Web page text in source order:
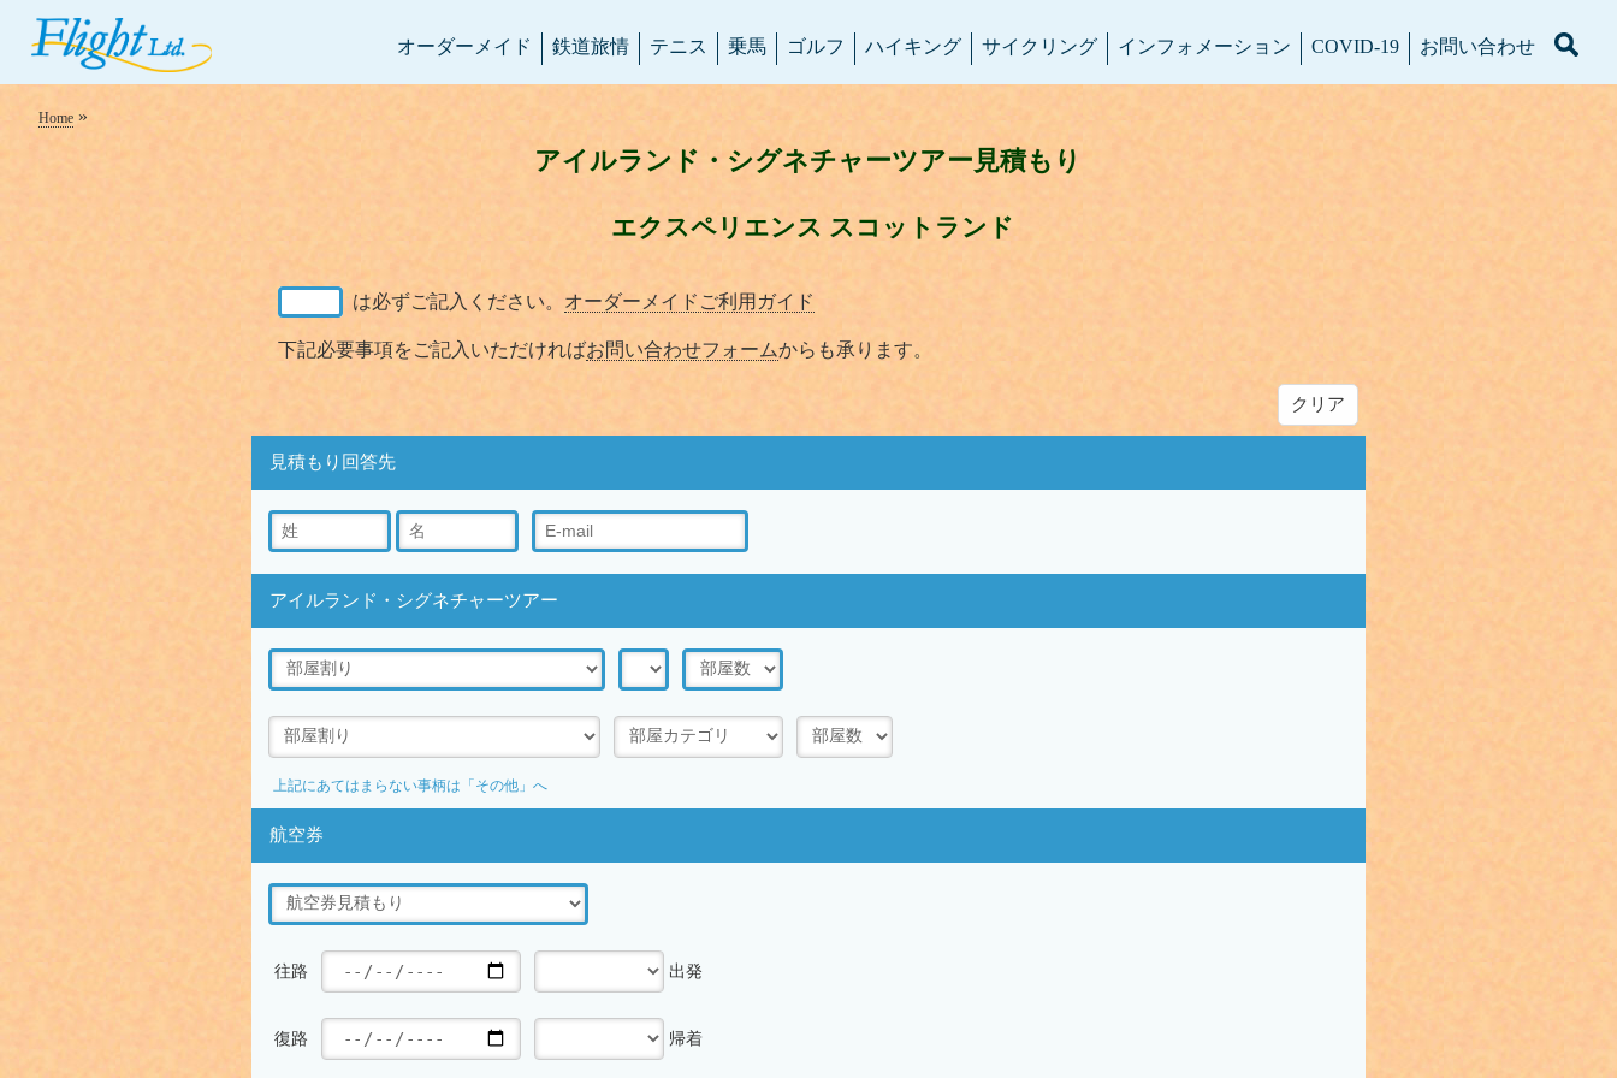
オーダーメイド 鉄道旅情 テニス 乗馬 ゴルフ ハイキング サイクリング インフォメーション COVID-19 お問い合わせ
Home »
アイルランド・シグネチャーツアー 見積もり
エクスペリエンス スコットランド
は必ずご記入ください。 オーダーメイドご利用ガイド
下記必要事項をご記入いただければお問い合わせフォームからも承ります。
クリア
見積もり回答先
アイルランド・シグネチャーツアー
上記にあてはまらない事柄は「その他」へ
航空券
往路 出発
復路 帰着